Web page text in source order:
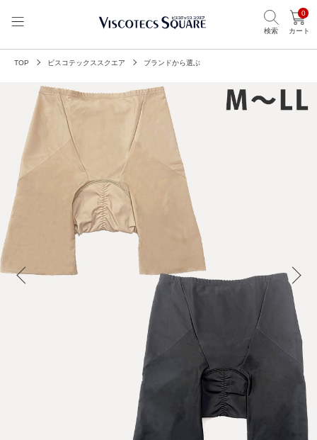
検索
0
カート
TOP ビスコテックススクエア ブランドから選ぶ